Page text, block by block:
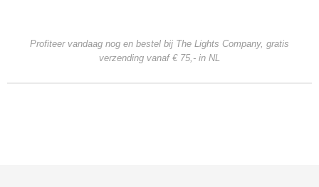
Profiteer vandaag nog en bestel bij The Lights Company, gratis
verzending vanaf € 75,- in NL